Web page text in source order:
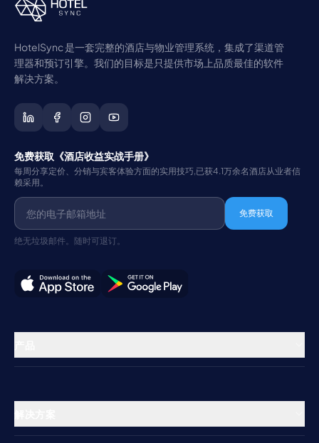
HotelSync 是一套完整的酒店与物业管理系统，集成了渠道管
理器和预订引擎。我们的目标是只提供市场上品质最佳的软件
解决方案。
免费获取《酒店收益实战手册》
每周分享定价、分销与宾客体验方面的实用技巧,已获4.1万余名酒店从业者信
赖采用。
免费获取
绝无垃圾邮件。随时可退订。
物业管理
预订引擎
酒店